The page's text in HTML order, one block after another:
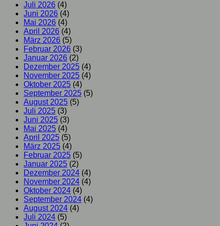
Juli 2026 (4)
Juni 2026 (4)
Mai 2026 (4)
April 2026 (4)
März 2026 (5)
Februar 2026 (3)
Januar 2026 (2)
Dezember 2025 (4)
November 2025 (4)
Oktober 2025 (4)
September 2025 (5)
August 2025 (5)
Juli 2025 (3)
Juni 2025 (3)
Mai 2025 (4)
April 2025 (5)
März 2025 (4)
Februar 2025 (5)
Januar 2025 (2)
Dezember 2024 (4)
November 2024 (4)
Oktober 2024 (4)
September 2024 (4)
August 2024 (4)
Juli 2024 (5)